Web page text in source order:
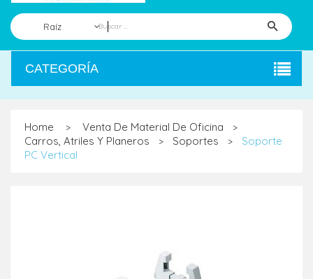
Raíz
CATEGORÍA
Home > Venta De Material De Oficina >
Carros, Atriles Y Planeros > Soportes >
Soporte
PC Vertical